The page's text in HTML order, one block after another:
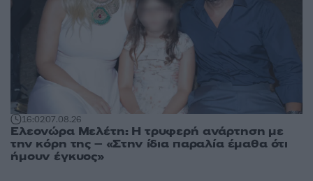
16:0207.08.26
Ελεονώρα Μελέτη: Η τρυφερή ανάρτηση με
την κόρη της – «Στην ίδια παραλία έμαθα ότι
ήμουν έγκυος»